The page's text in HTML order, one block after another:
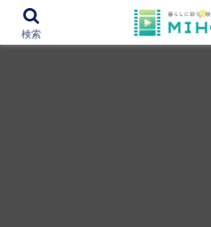
12000作品を紹介！あなたの
検索